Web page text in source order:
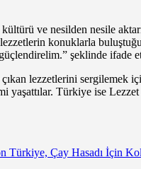
ve nesilden nesile
konuklarla
şeklinde ifade
lezzetlerini sergilemek
yaşattılar. Türkiye ise
Türkiye, Çay Hasadı İçin